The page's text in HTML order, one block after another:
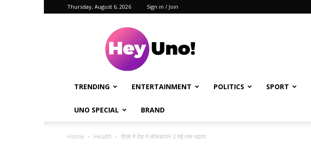
Thursday, August 6, 2026 Sign in / Join
Uno!
TRENDING ENTERTAINMENT POLITICS SPORT
UNO SPECIAL BRAND
Home Health पीएम ने देश मे लॉकडाउन 3 मई तक बढ़ाया